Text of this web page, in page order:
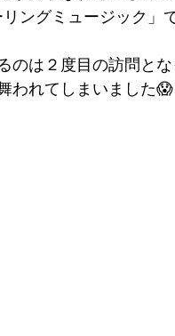
リングミュージック
のは２度目の訪問と
われてしまいました😱